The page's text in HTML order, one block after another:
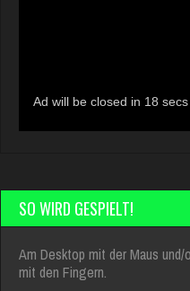
SO WIRD GESPIELT!
Am Desktop mit der Maus
mit den Fingern.